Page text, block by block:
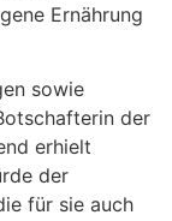
Ernährung
sowie
der
erhielt
der
für sie auch